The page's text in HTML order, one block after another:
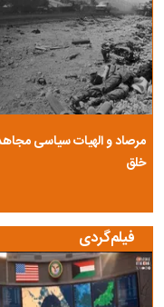
مرصاد و الهیات سیاسی
خلق
فیلم‌گردی